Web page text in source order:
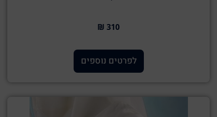
310 ₪
לפרטים נוספים